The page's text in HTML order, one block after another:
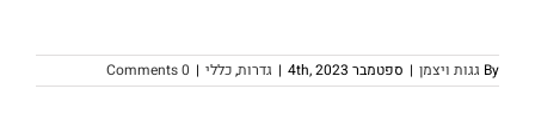
By גגות ויצמן | ספטמבר 4th, 2023 | גדרות,כללי |
0 Comments